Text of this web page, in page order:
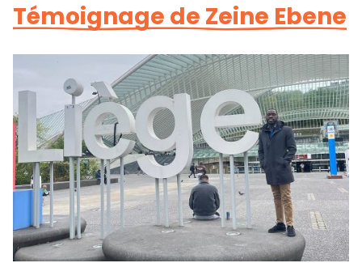
Témoignage de Zeine Ebene